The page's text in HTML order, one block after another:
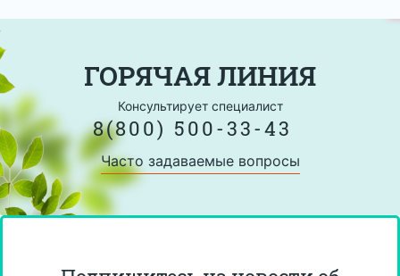
ГОРЯЧАЯ ЛИНИЯ
Консультирует специалист
8(800) 500-33-43
Часто задаваемые вопросы